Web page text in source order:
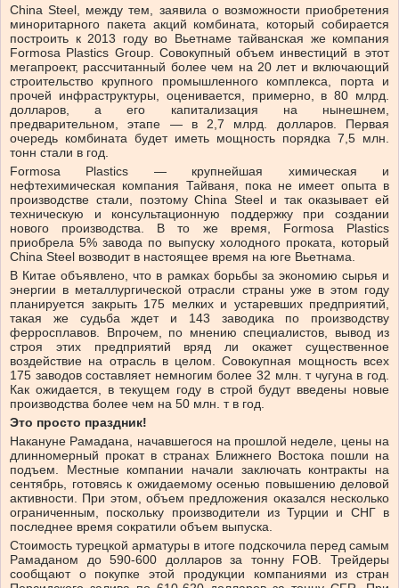
China Steel, между тем, заявила о возможности приобретения
миноритарного пакета акций комбината, который собирается
построить к 2013 году во Вьетнаме тайванская же компания
Formosa Plastics Group. Совокупный объем инвестиций в этот
мегапроект, рассчитанный более чем на 20 лет и включающий
строительство крупного промышленного комплекса, порта и
прочей инфраструктуры, оценивается, примерно, в 80 млрд.
долларов, а его капитализация на нынешнем,
предварительном, этапе — в 2,7 млрд. долларов. Первая
очередь комбината будет иметь мощность порядка 7,5 млн.
тонн стали в год.
Formosa Plastics — крупнейшая химическая и
нефтехимическая компания Тайваня, пока не имеет опыта в
производстве стали, поэтому China Steel и так оказывает ей
техническую и консультационную поддержку при создании
нового производства. В то же время, Formosa Plastics
приобрела 5% завода по выпуску холодного проката, который
China Steel возводит в настоящее время на юге Вьетнама.
В Китае объявлено, что в рамках борьбы за экономию сырья и
энергии в металлургической отрасли страны уже в этом году
планируется закрыть 175 мелких и устаревших предприятий,
такая же судьба ждет и 143 заводика по производству
ферросплавов. Впрочем, по мнению специалистов, вывод из
строя этих предприятий вряд ли окажет существенное
воздействие на отрасль в целом. Совокупная мощность всех
175 заводов составляет немногим более 32 млн. т чугуна в год.
Как ожидается, в текущем году в строй будут введены новые
производства более чем на 50 млн. т в год.
Это просто праздник!
Накануне Рамадана, начавшегося на прошлой неделе, цены на
длинномерный прокат в странах Ближнего Востока пошли на
подъем. Местные компании начали заключать контракты на
сентябрь, готовясь к ожидаемому осенью повышению деловой
активности. При этом, объем предложения оказался несколько
ограниченным, поскольку производители из Турции и СНГ в
последнее время сократили объем выпуска.
Стоимость турецкой арматуры в итоге подскочила перед самым
Рамаданом до 590-600 долларов за тонну FOB. Трейдеры
сообщают о покупке этой продукции компаниями из стран